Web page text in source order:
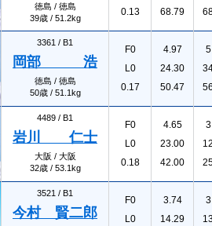
徳島 / 徳島
39歳 / 51.2kg
0.13
68.79
3361 / B1
岡部 浩
徳島 / 徳島
50歳 / 51.1kg
F0
L0
0.17
4.97
24.30
50.47
4489 / B1
岩川 仁士
大阪 / 大阪
32歳 / 53.1kg
F0
L0
0.18
4.65
23.00
42.00
3521 / B1
今村 賢二郎
F0
L0
3.74
14.29